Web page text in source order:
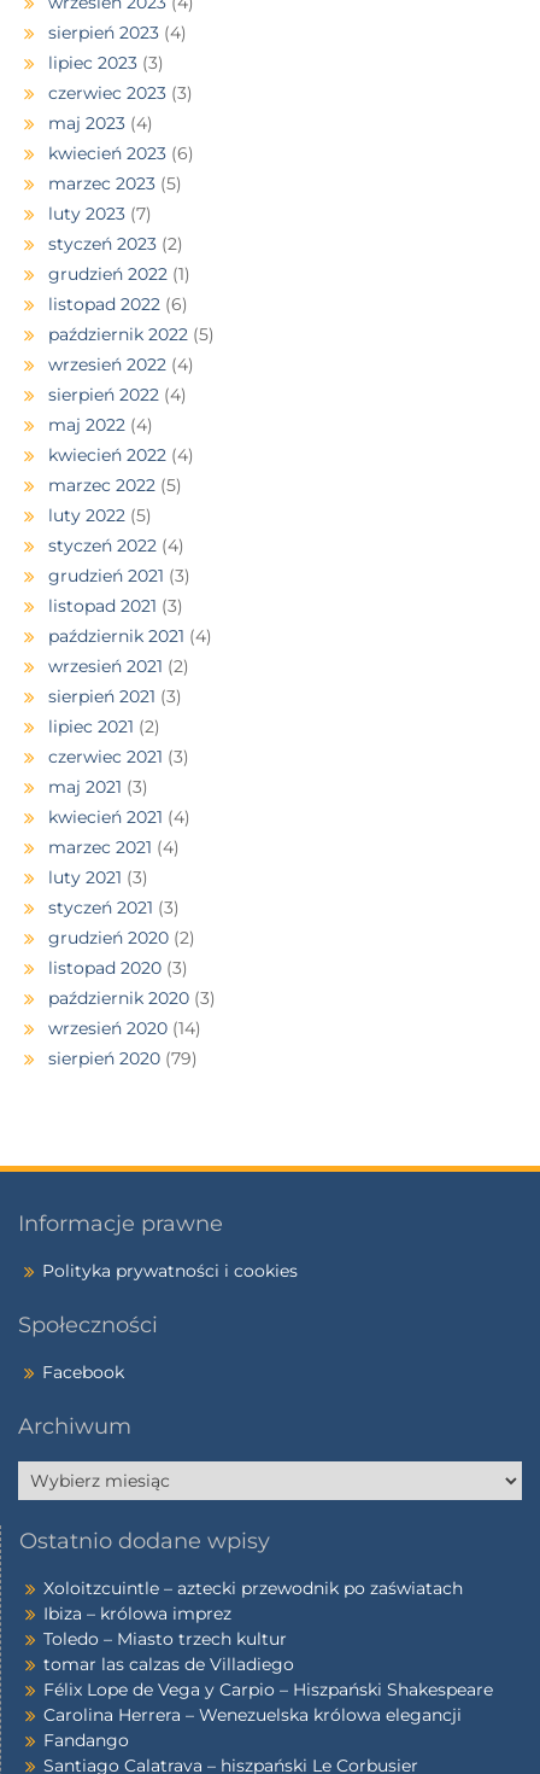
sierpień 2023 (4)
lipiec 2023 (3)
czerwiec 2023 (3)
maj 2023 (4)
kwiecień 2023 (6)
marzec 2023 (5)
luty 2023 (7)
styczeń 2023 (2)
grudzień 2022 (1)
listopad 2022 (6)
październik 2022 (5)
wrzesień 2022 (4)
sierpień 2022 (4)
maj 2022 (4)
kwiecień 2022 (4)
marzec 2022 (5)
luty 2022 (5)
styczeń 2022 (4)
grudzień 2021 (3)
listopad 2021 (3)
październik 2021 (4)
wrzesień 2021 (2)
sierpień 2021 (3)
lipiec 2021 (2)
czerwiec 2021 (3)
maj 2021 (3)
kwiecień 2021 (4)
marzec 2021 (4)
luty 2021 (3)
styczeń 2021 (3)
grudzień 2020 (2)
listopad 2020 (3)
październik 2020 (3)
wrzesień 2020 (14)
sierpień 2020 (79)
Informacje prawne
Polityka prywatności i cookies
Społeczności
Facebook
Archiwum
Ostatnio dodane wpisy
Xoloitzcuintle – aztecki przewodnik po zaświatach
Ibiza – królowa imprez
Toledo – Miasto trzech kultur
tomar las calzas de Villadiego
Félix Lope de Vega y Carpio – Hiszpański Shakespeare
Carolina Herrera – Wenezuelska królowa elegancji
Fandango
Santiago Calatrava – hiszpański Le Corbusier